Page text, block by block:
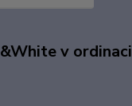
v ordinaci